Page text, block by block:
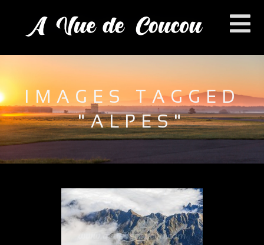
IMAGES TAGGED
"ALPES"